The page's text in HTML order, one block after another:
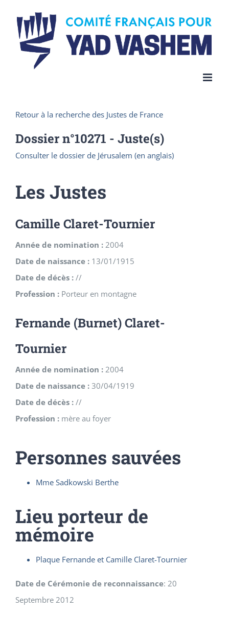
content
Retour à la recherche des Justes de France
Dossier n°10271 - Juste(s)
Consulter le dossier de Jérusalem (en anglais)
Les Justes
Camille Claret-Tournier
Année de nomination : 2004
Date de naissance : 13/01/1915
Date de décès : //
Profession : Porteur en montagne
Fernande (Burnet) Claret-
Tournier
Année de nomination : 2004
Date de naissance : 30/04/1919
Date de décès : //
Profession : mère au foyer
Personnes sauvées
Mme Sadkowski Berthe
Lieu porteur de
mémoire
Plaque Fernande et Camille Claret-Tournier
Date de Cérémonie de reconnaissance: 20
Septembre 2012